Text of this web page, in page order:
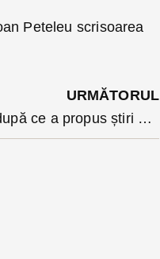
Peteleu scrisoarea
URMĂTORUL
Doina Pană, luată peste picior după ce a propus știri pozitive contra deduceri de TVA: ”probabil vrea un teleshoping guvernamental la știri”